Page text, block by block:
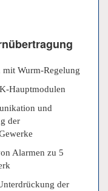
mit Wurm-Regelung
Hauptmodulen
und
der
Alarmen zu 5
der